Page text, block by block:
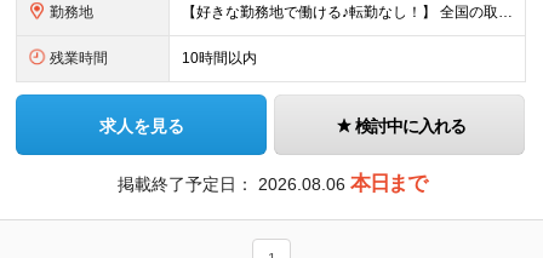
勤務地 【好きな勤務地で働ける♪転勤なし！】 全国の取引先での就業となります（沖縄を除く） ★面接地エリアでの就業率92％以上！ 『地元で働きたい』『通いやすいところで働きたい』といった希望に、業界トップ
残業時間 10時間以内
求人を見る 検討中に入れる
掲載終了予定日： 2026.08.06 本日まで